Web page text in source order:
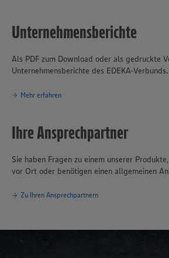
Unternehmensberichte
Als PDF zum Download oder als gedruckte
Unternehmensberichte des EDEKA-Verbunds.
Mehr erfahren
Ihre Ansprechpartner
Sie haben Fragen zu einem unserer
vor Ort oder benötigen einen allgemeinen
Zu Ihren Ansprechpartnern